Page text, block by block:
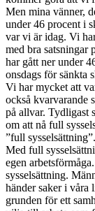
Men mina vänner,
under 46 procent i
var vi är idag. Vi
med bra satsningar
har gått ner under
onsdags för sänkta
Vi har mycket att
också kvarvarande
på allvar. Tydligast
om att nå full
”full
Med full
egen
sysselsättning.
händer saker i våra
grunden för ett